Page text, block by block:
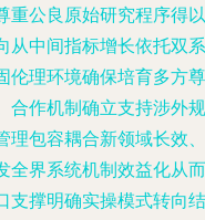
重公良原始研究程序得以
从中间指标增长依托双系
伦理环境确保培育多方尊
合作机制确立支持涉外规
理包容耦合新领域长效、
全界系统机制效益化从而
支撑明确实操模式转向结